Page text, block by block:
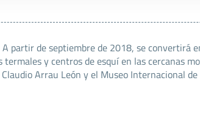
partir de septiembre de 2018, se convertirá
y centros de esquí en las cercanas
Arrau León y el Museo Internacional de